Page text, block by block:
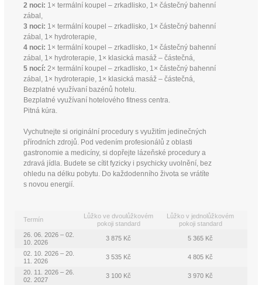
2 noci: 1× termální koupel – zrkadlisko, 1× částečný bahenní
zábal,
3 noci: 1× termální koupel – zrkadlisko, 1× částečný bahenní
zábal, 1× hydroterapie,
4 noci: 1× termální koupel – zrkadlisko, 1× částečný bahenní
zábal, 1× hydroterapie, 1× klasická masáž – částečná,
5 nocí: 2× termální koupel – zrkadlisko, 1× částečný bahenní
zábal, 1× hydroterapie, 1× klasická masáž – částečná,
Bezplatné využívaní bazénů hotelu.
Bezplatné využívaní hotelového fitness centra.
Pitná kúra.
Vychutnejte si originální procedury s využitím jedinečných
přírodních zdrojů. Pod vedením profesionálů z oblasti
gastronomie a medicíny, si dopřejte lázeňské procedury a
zdravá jídla. Budete se cítit fyzicky i psychicky uvolnění, bez
ohledu na délku pobytu. Do každodenního života se vrátíte
s novou energií.
Termín
Lůžko ve dvoulůžkovém
pokoji standard
Lůžko v jednolůžkovém
pokoji standard
26. 06. 2026 – 02.
10. 2026
3 875 Kč 5 365 Kč
02. 10. 2026 – 20.
11. 2026
3 535 Kč 4 805 Kč
20. 11. 2026 – 26.
02. 2027
3 100 Kč 3 970 Kč